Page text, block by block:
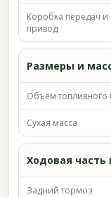
Коробка передач и
привод
Размеры и
Объём топливного
Сухая масса
Ходовая часть
Задний тормоз